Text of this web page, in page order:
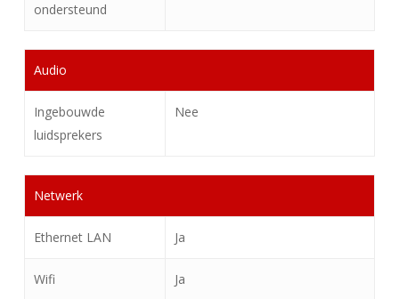
ondersteund
Audio
Ingebouwde
luidsprekers
Nee
Netwerk
Ethernet LAN Ja
Wifi Ja